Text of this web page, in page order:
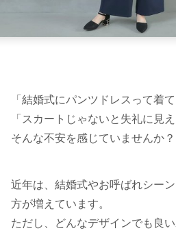
「結婚式にパンツドレスって着
「スカートじゃないと失礼に見え
そんな不安を感じていませんか？
近年は、結婚式やお呼ばれシー
方が増えています。
ただし、どんなデザインでも良い